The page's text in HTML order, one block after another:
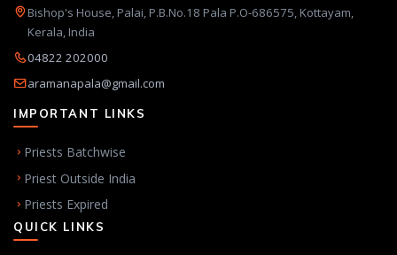
Bishop's House, Palai, P.B.No.18 Pala P.O-686575, Kottayam,
Kerala, India
04822 202000
aramanapala@gmail.com
IMPORTANT LINKS
Priests Batchwise
Priest Outside India
Priests Expired
QUICK LINKS